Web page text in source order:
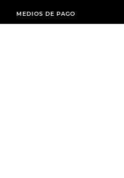
MEDIOS DE PAGO